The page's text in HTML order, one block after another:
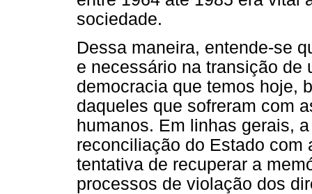
sociedade.
Dessa maneira, entende-se
e necessário na transição de
democracia que temos hoje,
daqueles que sofreram com
humanos. Em linhas gerais,
reconciliação do Estado com
tentativa de recuperar a
processos de violação dos